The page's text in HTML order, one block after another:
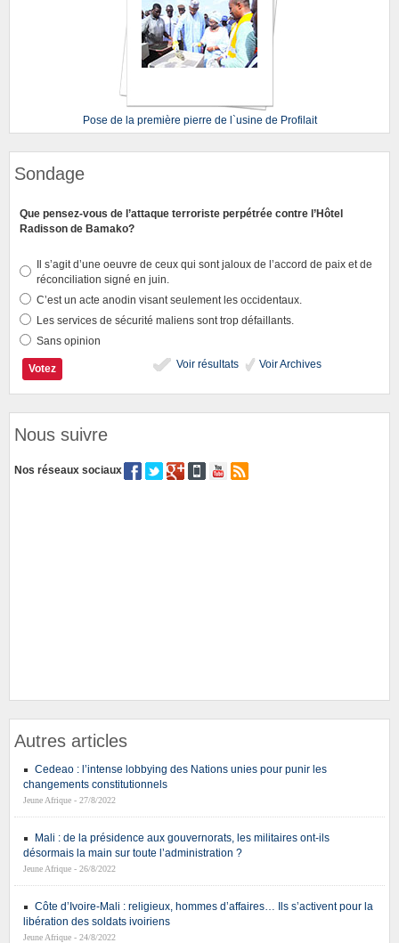
Pose de la première pierre de l`usine de Profilait
Sondage
Que pensez-vous de l’attaque terroriste perpétrée contre l’Hôtel
Radisson de Bamako?
Il s’agit d’une oeuvre de ceux qui sont jaloux de l’accord de paix et de
réconciliation signé en juin.
C’est un acte anodin visant seulement les occidentaux.
Les services de sécurité maliens sont trop défaillants.
Sans opinion
Voir résultats
Voir Archives
Nous suivre
Nos réseaux sociaux
Autres articles
Cedeao : l’intense lobbying des Nations unies pour punir les
changements constitutionnels
Jeune Afrique - 27/8/2022
Mali : de la présidence aux gouvernorats, les militaires ont-ils
désormais la main sur toute l’administration ?
Jeune Afrique - 26/8/2022
Côte d’Ivoire-Mali : religieux, hommes d’affaires… Ils s’activent pour la
libération des soldats ivoiriens
Jeune Afrique - 24/8/2022